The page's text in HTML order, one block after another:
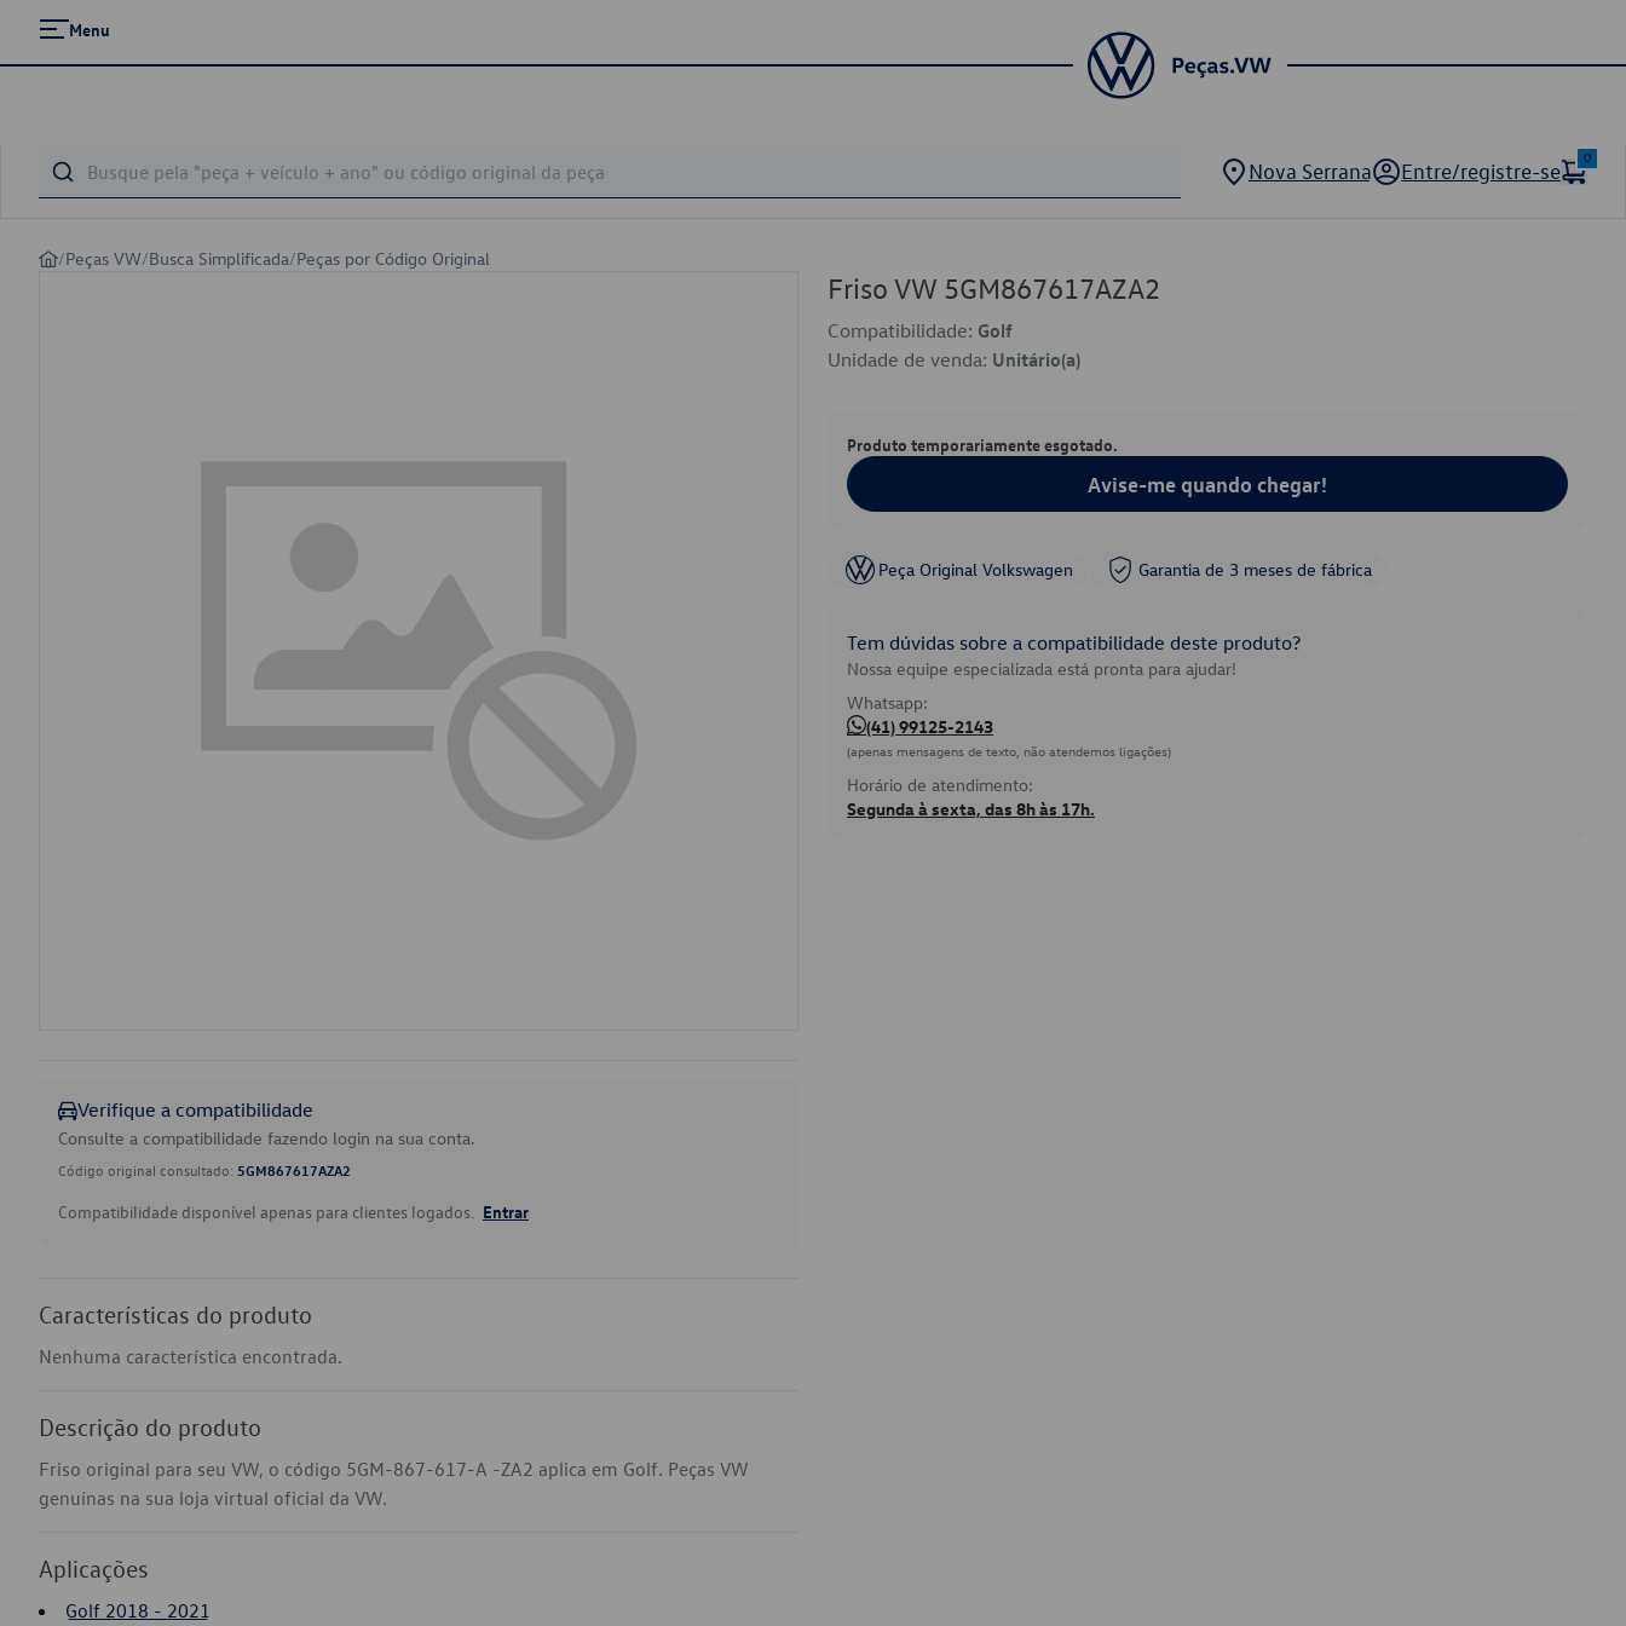
Menu
Nova Serrana Entre/registre-se
0
/Peças VW/Busca Simplificada/Peças por Código Original
Verifique a compatibilidade
Consulte a compatibilidade fazendo login na sua conta.
Código original consultado: 5GM867617AZA2
Compatibilidade disponível apenas para clientes logados. Entrar
Características do produto
Nenhuma característica encontrada.
Descrição do produto
Friso original para seu VW, o código 5GM-867-617-A -ZA2 aplica em Golf. Peças VW
genuínas na sua loja virtual oficial da VW.
Aplicações
Golf 2018 - 2021
Friso VW 5GM867617AZA2
Compatibilidade: Golf
Unidade de venda: Unitário(a)
Produto temporariamente esgotado.
Avise-me quando chegar!
Peça Original Volkswagen Garantia de 3 meses de fábrica
Tem dúvidas sobre a compatibilidade deste produto?
Nossa equipe especializada está pronta para ajudar!
Whatsapp:
(41) 99125-2143
(apenas mensagens de texto, não atendemos ligações)
Horário de atendimento:
Segunda à sexta, das 8h às 17h.